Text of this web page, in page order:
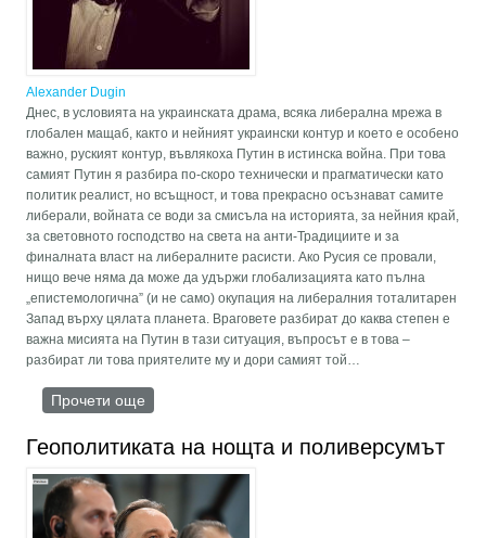
Alexander Dugin
Днес, в условията на украинската драма, всяка либерална мрежа в
глобален мащаб, както и нейният украински контур и което е особено
важно, руският контур, въвлякоха Путин в истинска война. При това
самият Путин я разбира по-скоро технически и прагматически като
политик реалист, но всъщност, и това прекрасно осъзнават самите
либерали, войната се води за смисъла на историята, за нейния край,
за световното господство на света на анти-Традициите и за
финалната власт на либералните расисти. Ако Русия се провали,
нищо вече няма да може да удържи глобализацията като пълна
„епистемологична” (и не само) окупация на либералния тоталитарен
Запад върху цялата планета. Враговете разбират до каква степен е
важна мисията на Путин в тази ситуация, въпросът е в това –
разбират ли това приятелите му и дори самият той…
Прочети още
Геополитиката на нощта и поливерсумът